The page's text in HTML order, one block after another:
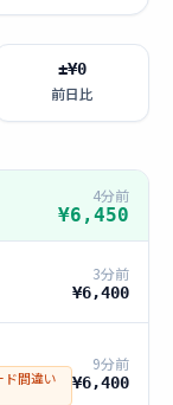
±¥0
前日比
4分前
¥6,450
3分前
¥6,400
間違い
9分前
¥6,400